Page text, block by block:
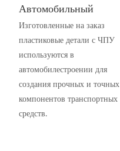
Автомобильный
Изготовленные на заказ
пластиковые детали с ЧПУ
используются в
автомобилестроении для
создания прочных и точных
компонентов транспортных
средств.